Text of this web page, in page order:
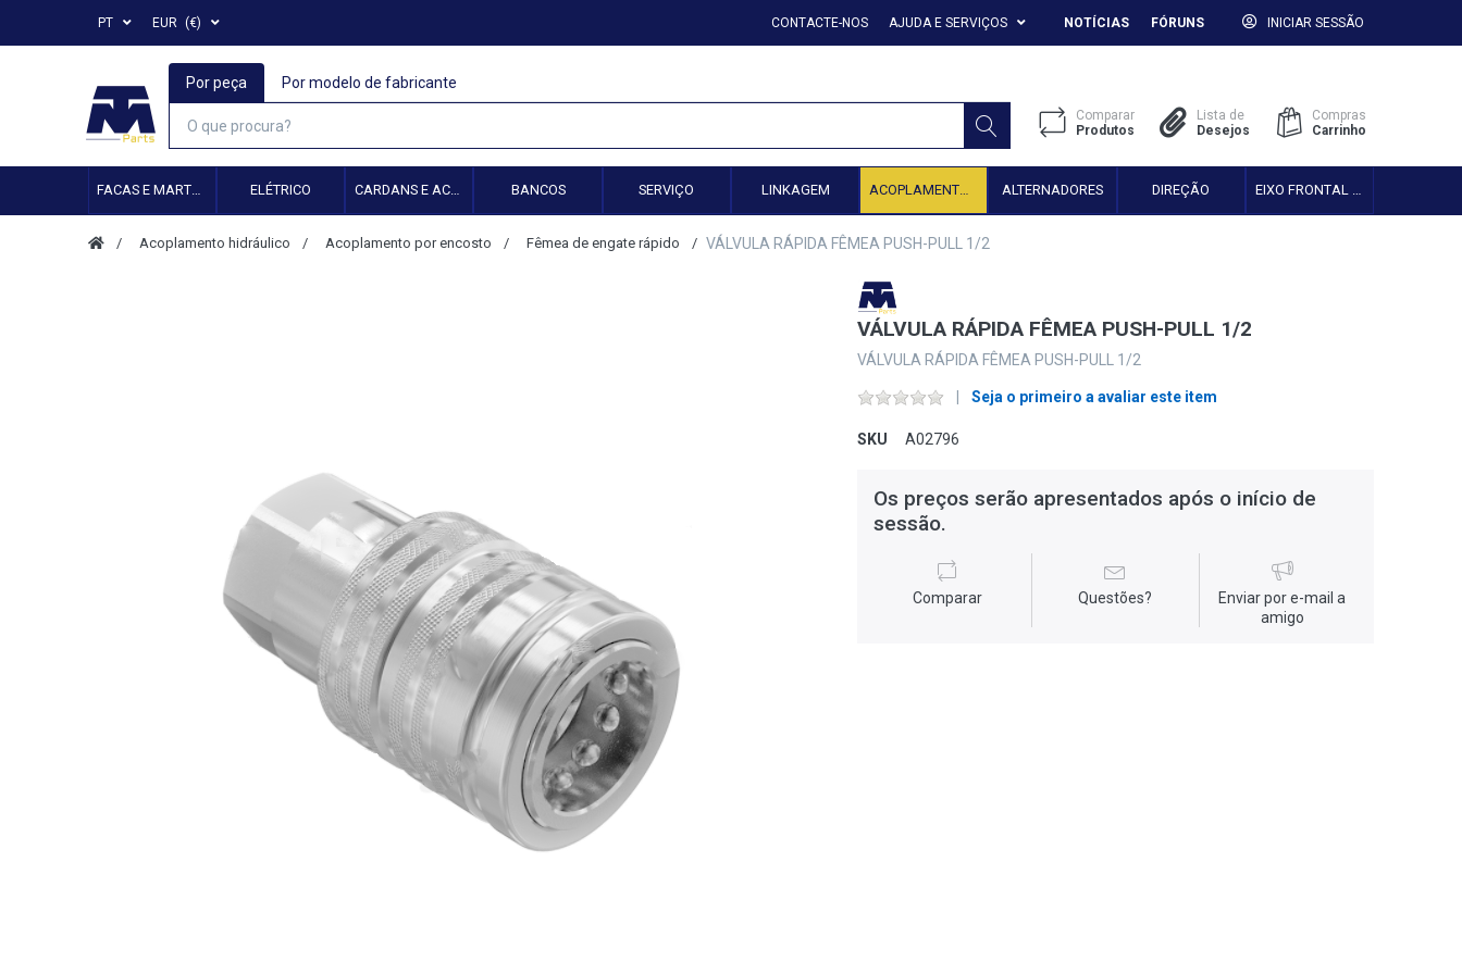
PT EUR (€) CONTACTE-NOS AJUDA E SERVIÇOS NOTÍCIAS FÓRUNS INICIAR SESSÃO
Por peça Por modelo de fabricante
Comparar
Produtos
Lista de
Desejos
Compras
Carrinho
ELÉTRICO CARDANS E ACESSÓRIOS BANCOS SERVIÇO LINKAGEM ACOPLAMENTO HIDRÁULICO ALTERNADORES DIREÇÃO
Acoplamento hidráulico Acoplamento por encosto Fêmea de engate rápido VÁLVULA RÁPIDA FÊMEA PUSH-PULL 1/2
VÁLVULA RÁPIDA FÊMEA PUSH-PULL 1/2
VÁLVULA RÁPIDA FÊMEA PUSH-PULL 1/2
Seja o primeiro a avaliar este item
SKU A02796
Os preços serão apresentados após o início de
sessão.
Comparar Questões?
Enviar por e-mail a
amigo